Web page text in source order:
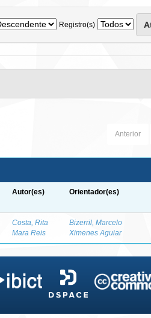
Registro(s)
Anterior
Autor(es) Orientador(es)
Costa, Rita
Mara Reis
Bizerril, Marcelo
Ximenes Aguiar